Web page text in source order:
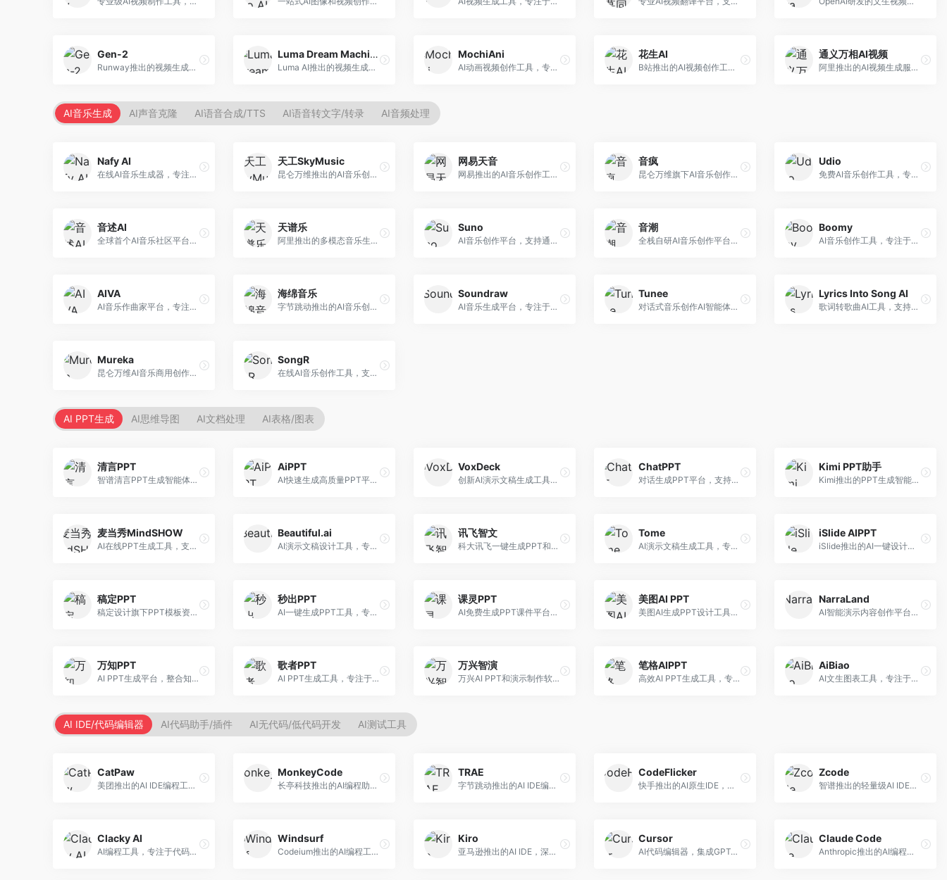
Gen-2
Runway推出的视频生成模型，专注于文生视频和视频风格转换。面向影视制作人和创意工作者，支持文本到视频、图像到视频等多种生成模式，视频质量专业级。
Luma Dream Machine
Luma AI推出的视频生成工具，专注于高质量视频创作。面向影视创作者和内容生产者，支持文生视频、图生视频，视频质量高，物理运动流畅自然。
MochiAni
AI动画视频创作工具，专注于动画内容生成。面向动画创作者和二次元内容生产者，支持动画风格视频生成，动画效果流畅，适合动漫内容创作。
花生AI
B站推出的AI视频创作工具，专注于短视频内容生成。面向B站创作者，支持视频生成、视频编辑等功能，与B站平台深度整合，创作效率高。
通义万相AI视频
阿里推出的AI视频生成服务，整合图像与视频创作能力。面向电商和营销从业者，支持商品视频生成、营销视频制作等服务，商业应用场景丰富。
AI音乐生成 AI声音克隆 AI语音合成/TTS AI语音转文字/转录 AI音频处理
Nafy AI
在线AI音乐生成器，专注于快速音乐创作。面向内容创作者，支持多种风格音乐生成，操作简便，生成速度快，适合快速配乐需求。
天工SkyMusic
昆仑万维推出的AI音乐创作平台，基于天工大模型。面向音乐创作者，支持歌词生成、旋律创作、音乐编曲等服务，中文音乐创作能力强。
网易天音
网易推出的AI音乐创作工具，支持作词、作曲与编曲。面向音乐爱好者和独立音乐人，提供歌词生成、旋律创作、编曲制作等服务，与网易云音乐生态深度整合。
音疯
昆仑万维旗下AI音乐创作平台，专注于音乐内容生成。面向音乐爱好者和内容创作者，提供多种风格音乐生成，操作简便，创作速度快。
Udio
免费AI音乐创作工具，专注于高质量音乐生成。面向音乐创作者和内容制作者，支持多种音乐风格生成，音质专业，创作自由度高，适合专业音乐制作场景。
音述AI
全球首个AI音乐社区平台，整合创作与分享功能。面向音乐创作者和爱好者，提供音乐创作、作品分享、社区交流等服务，社区氛围活跃。
天谱乐
阿里推出的多模态音乐生成平台，整合音频与文本理解能力。面向内容创作者，支持歌词生成、旋律创作、音乐编辑等服务，与阿里生态深度整合。
Suno
AI音乐创作平台，支持通过文字描述生成完整歌曲，包含歌词、旋律和人声。面向音乐爱好者、内容创作者和独立音乐人，操作门槛低，创作速度快，支持多种音乐风格，为音乐创作带来全新可能。
音潮
全栈自研AI音乐创作平台，支持从创作到发布的完整流程。面向独立音乐人和音乐工作室，提供作词作曲、编曲混音、音乐发布等服务，创作工具专业。
Boomy
AI音乐创作工具，专注于快速音乐生成与发布。面向音乐爱好者和业余创作者，支持一键生成原创音乐，可直接发布到音乐平台，创作门槛低。
AIVA
AI音乐作曲家平台，专注于古典和影视配乐创作。面向影视制作人和游戏开发者，提供原创音乐生成、配乐定制等服务，音乐风格专业，适合影视游戏配乐。
海绵音乐
字节跳动推出的AI音乐创作平台，支持多风格音乐生成。面向内容创作者和音乐爱好者，提供歌词创作、旋律生成、编曲制作等服务，创作效率高，适合短视频配乐。
Soundraw
AI音乐生成平台，专注于免版税音乐创作。面向视频创作者和内容制作者，提供背景音乐生成、音乐定制等服务，音乐版权清晰，适合视频配乐场景。
Tunee
对话式音乐创作AI智能体，支持自然语言交互创作。面向音乐爱好者，通过对话方式完成音乐创作，交互体验友好，创作过程直观。
Lyrics Into Song AI
歌词转歌曲AI工具，支持将歌词转化为完整歌曲。面向歌词创作者和音乐爱好者，提供歌词谱曲、编曲制作等服务，歌词音乐化效率高。
Mureka
昆仑万维AI音乐商用创作平台，专注于商业音乐授权。面向企业和商业用户，提供版权音乐生成、商用授权等服务，音乐版权清晰，商业应用安全。
SongR
在线AI音乐创作工具，支持歌词与旋律一体化生成。面向内容创作者和音乐爱好者，提供歌词创作、旋律生成、音乐制作等服务，操作简便，创作速度快。
AI PPT生成 AI思维导图 AI文档处理 AI表格/图表
清言PPT
智谱清言PPT生成智能体，基于GLM大模型。面向智谱用户，支持对话生成PPT、内容优化等服务，与智谱生态深度整合。
AiPPT
AI快速生成高质量PPT平台，支持主题定制。面向职场人士和学生，提供一键生成、模板选择、内容优化等服务，PPT制作速度快，设计质量高。
VoxDeck
创新AI演示文稿生成工具，支持语音交互创作。面向职场人士，支持语音输入、PPT生成、内容优化等功能，语音创作体验便捷。
ChatPPT
对话生成PPT平台，支持自然语言交互创作。面向职场人士和教育工作者，通过对话方式完成PPT制作，交互体验友好，创作过程直观。
Kimi PPT助手
Kimi推出的PPT生成智能体，整合长文本处理能力。面向职场人士和学生，支持文档解析、PPT生成、内容优化等服务，与Kimi生态深度整合。
麦当秀MindSHOW
AI在线PPT生成工具，支持思维导图转PPT。面向职场人士，提供思维导图导入、PPT生成、模板选择等服务，思维导图转PPT效率高。
Beautiful.ai
AI演示文稿设计工具，专注于自动化设计排版。面向职场人士，提供智能排版、模板选择、设计优化等服务，设计美观度高。
讯飞智文
科大讯飞一键生成PPT和Word工具，整合语音技术。面向职场人士，支持语音输入、文档生成、格式调整等功能，办公效率显著提升。
Tome
AI演示文稿生成工具，专注于故事化演示创作。面向创业者和营销人员，提供故事叙述、视觉设计、内容生成等服务，演示文稿叙事性强。
iSlide AIPPT
iSlide推出的AI一键设计精美PPT工具。面向PPT设计用户，提供模板库、内容生成、设计优化等服务，与iSlide插件深度整合。
稿定PPT
稿定设计旗下PPT模板资源库，整合AI生成功能。面向设计师和职场人士，提供海量PPT模板、AI内容生成等服务，模板质量高。
秒出PPT
AI一键生成PPT工具，专注于快速演示文稿制作。面向职场人士，支持主题输入、内容生成、模板套用等功能，PPT生成速度快，适合紧急制作场景。
课灵PPT
AI免费生成PPT课件平台，专注于教育场景。面向教师和教育工作者，提供课件生成、教学设计、模板选择等服务，教育适配性强。
美图AI PPT
美图AI生成PPT设计工具，整合图像处理能力。面向设计师和职场人士，提供PPT生成、图片美化、设计优化等服务，视觉设计美观。
NarraLand
AI智能演示内容创作平台，专注于叙事演示。面向内容创作者，提供故事创作、演示生成、动画设计等服务，演示内容生动有趣。
万知PPT
AI PPT生成平台，整合知识库与创作功能。面向职场人士，支持内容检索、PPT生成、设计优化等服务，知识整合能力强。
歌者PPT
AI PPT生成工具，专注于演示文稿智能创作。面向职场人士，支持主题输入、内容生成、设计美化等功能，PPT制作效率高。
万兴智演
万兴AI PPT和演示制作软件，整合视频演示功能。面向职场人士和教育工作者，提供PPT生成、演示录制、视频制作等服务，演示功能完善。
笔格AIPPT
高效AI PPT生成工具，专注于演示文稿智能创作。面向职场人士，支持主题输入、内容生成、设计美化等功能，PPT制作效率高。
AiBiao
AI文生图表工具，专注于数据可视化展示。面向数据分析师和职场人士，提供图表生成、数据可视化、PPT嵌入等服务，数据展示专业。
AI IDE/代码编辑器 AI代码助手/插件 AI无代码/低代码开发 AI测试工具
CatPaw
美团推出的AI IDE编程工具，专注于本地开发生态。面向开发者，提供智能代码补全、代码生成、项目管理等服务，本地开发体验好。
MonkeyCode
长亭科技推出的AI编程助手，专注于安全开发。面向开发者，提供代码生成、安全检测、漏洞修复等服务，安全开发能力强。
TRAE
字节跳动推出的AI IDE编程工具，深度集成大模型能力。面向开发者，提供智能代码补全、代码解释、重构优化等服务，编程效率显著提升。
CodeFlicker
快手推出的AI原生IDE，专注于短视频相关开发。面向快手生态开发者，提供代码生成、调试辅助等服务，与快手开发生态深度整合。
Zcode
智谱推出的轻量级AI IDE，基于GLM模型。面向开发者，提供智能代码补全、代码生成、错误检测等服务，中文编程支持好。
Clacky AI
AI编程工具，专注于代码智能生成与优化。面向开发者，提供代码生成、代码重构、错误修复等服务，编程效率高。
Windsurf
Codeium推出的AI编程工具，专注于代码智能辅助。面向开发者，提供代码补全、代码生成、代码解释等服务，多语言支持完善。
Kiro
亚马逊推出的AI IDE，深度整合AWS云服务。面向AWS开发者，提供代码生成、云服务集成、部署自动化等服务，与AWS生态无缝衔接。
Cursor
AI代码编辑器，集成GPT-4模型，专注于智能编程辅助。面向开发者，提供代码生成、代码解释、错误修复等服务，编程体验流畅，开发效率高。
Claude Code
Anthropic推出的AI编程工具，基于Claude模型。面向开发者，提供代码生成、代码审查、调试辅助等服务，代码质量高，推理能力强。